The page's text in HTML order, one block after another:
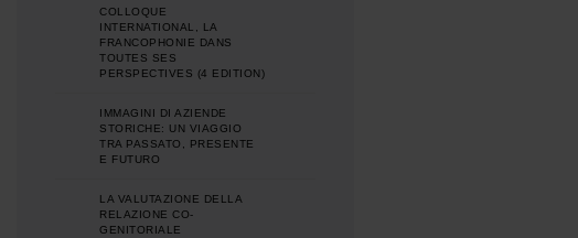
COLLOQUE
INTERNATIONAL, LA
FRANCOPHONIE DANS
TOUTES SES
PERSPECTIVES (4 EDITION)
IMMAGINI DI AZIENDE
STORICHE: UN VIAGGIO
TRA PASSATO, PRESENTE
E FUTURO
LA VALUTAZIONE DELLA
RELAZIONE CO-
GENITORIALE